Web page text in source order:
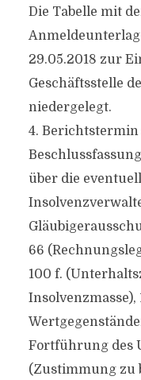
Die Tabelle mit
29.05.2018 zur
Geschäftsstelle
niedergelegt.
4.
über die
66
100 f.
Insolvenzmasse),
Fortführung des
(Zustimmung zu